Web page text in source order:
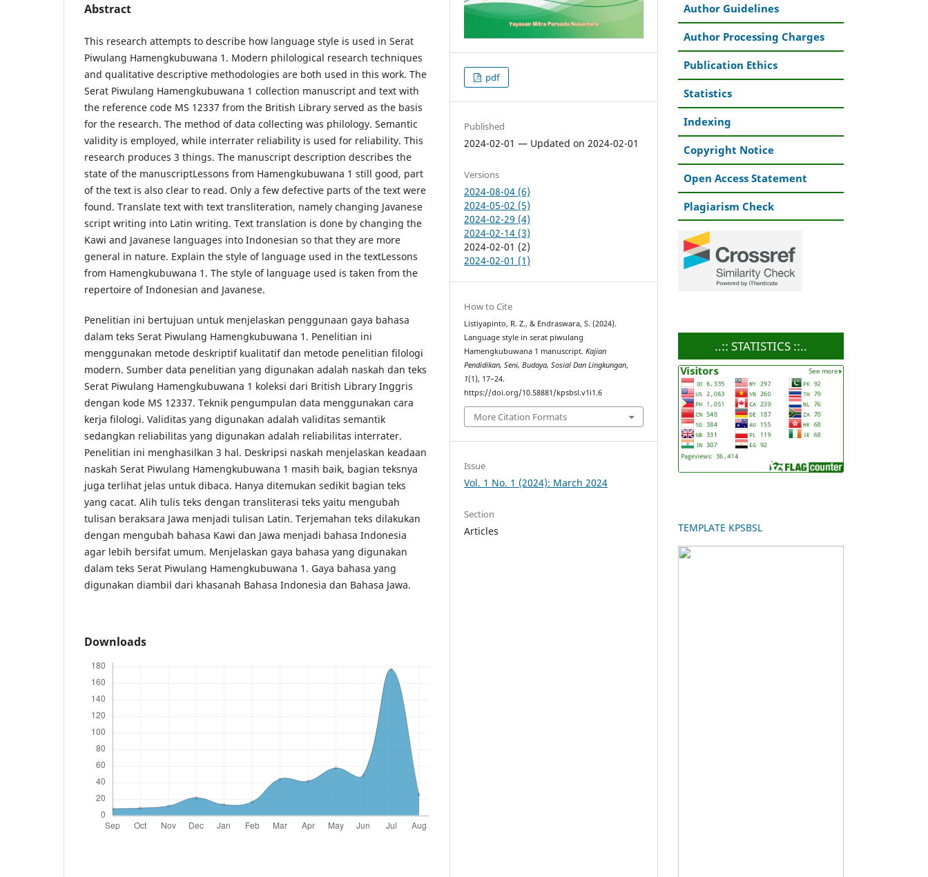
Abstract
This research attempts to describe how language style is used in Serat
Piwulang Hamengkubuwana 1. Modern philological research techniques
and qualitative descriptive methodologies are both used in this work. The
Serat Piwulang Hamengkubuwana 1 collection manuscript and text with
the reference code MS 12337 from the British Library served as the basis
for the research. The method of data collecting was philology. Semantic
validity is employed, while interrater reliability is used for reliability. This
research produces 3 things. The manuscript description describes the
state of the manuscriptLessons from Hamengkubuwana 1 still good, part
of the text is also clear to read. Only a few defective parts of the text were
found. Translate text with text transliteration, namely changing Javanese
script writing into Latin writing. Text translation is done by changing the
Kawi and Javanese languages into Indonesian so that they are more
general in nature. Explain the style of language used in the textLessons
from Hamengkubuwana 1. The style of language used is taken from the
repertoire of Indonesian and Javanese.
Penelitian ini bertujuan untuk menjelaskan penggunaan gaya bahasa
dalam teks Serat Piwulang Hamengkubuwana 1. Penelitian ini
menggunakan metode deskriptif kualitatif dan metode penelitian filologi
modern. Sumber data penelitian yang digunakan adalah naskah dan teks
Serat Piwulang Hamengkubuwana 1 koleksi dari British Library Inggris
dengan kode MS 12337. Teknik pengumpulan data menggunakan cara
kerja filologi. Validitas yang digunakan adalah validitas semantik
sedangkan reliabilitas yang digunakan adalah reliabilitas interrater.
Penelitian ini menghasilkan 3 hal. Deskripsi naskah menjelaskan keadaan
naskah Serat Piwulang Hamengkubuwana 1 masih baik, bagian teksnya
juga terlihat jelas untuk dibaca. Hanya ditemukan sedikit bagian teks
yang cacat. Alih tulis teks dengan transliterasi teks yaitu mengubah
tulisan beraksara Jawa menjadi tulisan Latin. Terjemahan teks dilakukan
dengan mengubah bahasa Kawi dan Jawa menjadi bahasa Indonesia
agar lebih bersifat umum. Menjelaskan gaya bahasa yang digunakan
dalam teks Serat Piwulang Hamengkubuwana 1. Gaya bahasa yang
digunakan diambil dari khasanah Bahasa Indonesia dan Bahasa Jawa.
Downloads
pdf
Published
2024-02-01 — Updated on 2024-02-01
Versions
2024-08-04 (6)
2024-05-02 (5)
2024-02-29 (4)
2024-02-14 (3)
2024-02-01 (2)
2024-02-01 (1)
How to Cite
Listiyapinto, R. Z., & Endraswara, S. (2024).
Language style in serat piwulang
Hamengkubuwana 1 manuscript.Kajian
Pendidikan, Seni, Budaya, Sosial Dan Lingkungan,
1(1), 17–24.
https://doi.org/10.58881/kpsbsl.v1i1.6
More Citation Formats
Issue
Vol. 1 No. 1 (2024): March 2024
Section
Articles
Author Guidelines
Author Processing Charges
Publication Ethics
Statistics
Indexing
Copyright Notice
Open Access Statement
Plagiarism Check
..:: STATISTICS ::..
TEMPLATE KPSBSL